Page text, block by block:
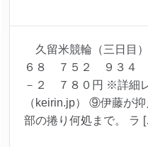
久留米競輪（三日目
６８ ７５２ ９３４
－２ ７８０円 ※詳細
（keirin.jp） ⑨伊藤が
部の捲り何処まで。 ラ